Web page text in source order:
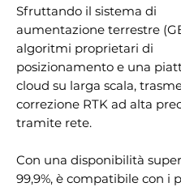
Sfruttando il sistema di
aumentazione terrestre
algoritmi proprietari di
posizionamento e una
cloud su larga scala,
correzione RTK ad alta
tramite rete.
Con una disponibilità
99,9%, è compatibile con i